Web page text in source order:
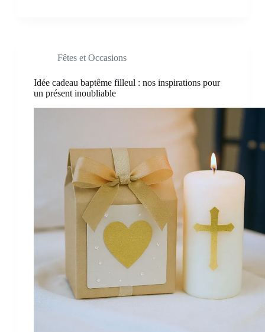
Fêtes et Occasions
Idée cadeau baptême filleul : nos inspirations pour
un présent inoubliable